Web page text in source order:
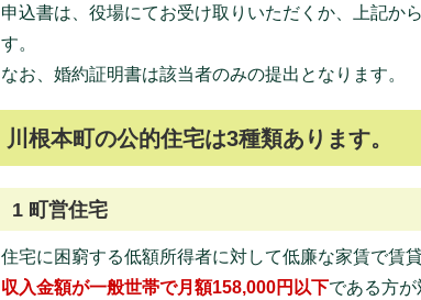
申込書は、役場にてお受け取りいただくか、上記か
す。
なお、婚約証明書は該当者のみの提出となります。
川根本町の公的住宅は3種類あります。
1 町営住宅
住宅に困窮する低額所得者に対して低廉な家賃で賃
収入金額が一般世帯で月額158,000円以下である方が